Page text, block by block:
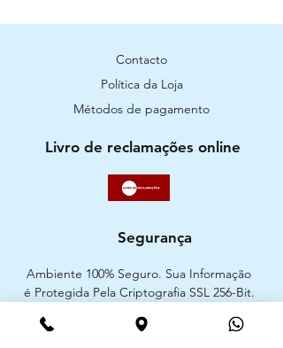
Contacto
Política da Loja
Métodos de pagamento
Livro de reclamações online
Segurança
Ambiente 100% Seguro. Sua Informação
é Protegida Pela Criptografia SSL 256-Bit.
Métodos de pagamentos aceites